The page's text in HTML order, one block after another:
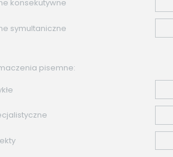
konsekutywne
symultaniczne
pisemne: